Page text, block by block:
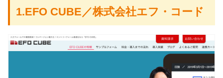
1.EFO CUBE／株式会社エフ・コード